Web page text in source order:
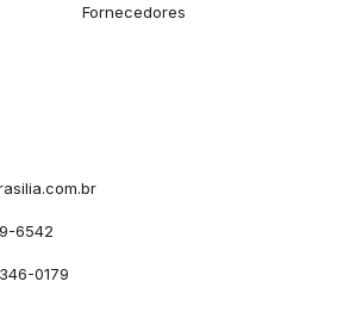
Fornecedores
6542
0179